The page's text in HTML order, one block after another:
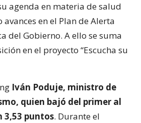
agenda en materia de salud
en el Plan de Alerta
del Gobierno. A ello se suma
en el proyecto “Escucha su
Iván Poduje, ministro de
quien bajó del primer al
3,53 puntos. Durante el